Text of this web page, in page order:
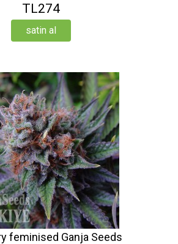
TL274
satin al
feminised Ganja Seeds